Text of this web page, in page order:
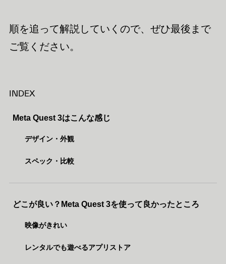
順を追って解説していくので、ぜひ最後まで
ご覧ください。
INDEX
Meta Quest 3はこんな感じ
デザイン・外観
スペック・比較
どこが良い？Meta Quest 3を使って良かったところ
映像がきれい
レンタルでも遊べるアプリストア